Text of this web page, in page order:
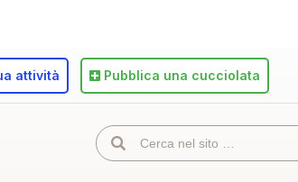
attività Pubblica una cucciolata